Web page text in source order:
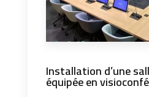
Installation d’une
équipée en